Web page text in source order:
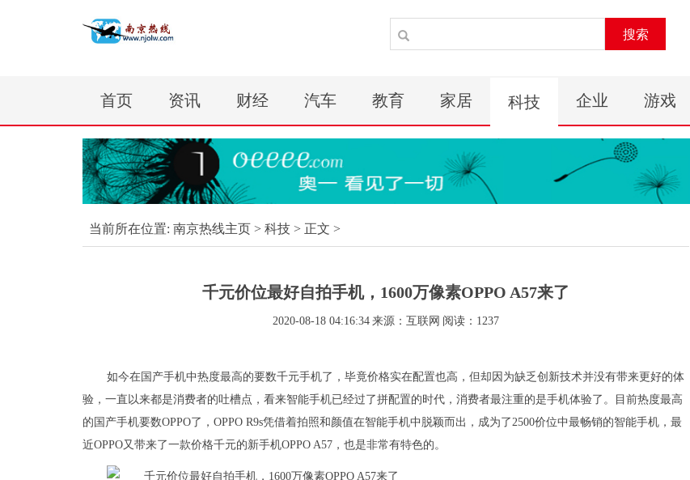
搜索
首页 资讯 财经 汽车 教育 家居 科技 企业 游戏
当前所在位置: 南京热线主页 > 科技 > 正文 >
千元价位最好自拍手机，1600万像素OPPO A57来了
2020-08-18 04:16:34 来源：互联网 阅读：1237
如今在国产手机中热度最高的要数千元手机了，毕竟价格实在配置也高，但却因为缺乏创新技术并没有带来更好的体
验，一直以来都是消费者的吐槽点，看来智能手机已经过了拼配置的时代，消费者最注重的是手机体验了。目前热度最高
的国产手机要数OPPO了，OPPO R9s凭借着拍照和颜值在智能手机中脱颖而出，成为了2500价位中最畅销的智能手机，最
近OPPO又带来了一款价格千元的新手机OPPO A57，也是非常有特色的。